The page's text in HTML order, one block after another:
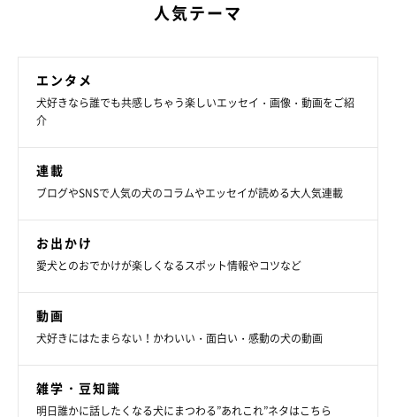
犬と出会ってから、私の生活の一部となり、決して失いたくな
写真提供・取材協力／
※この記事は投稿者さまに取材し、了承の上制作したものです。
2026年5月時点の情報であり、現在と異なる場合があります。
人気テーマ
エンタメ
犬好きなら誰でも共感しちゃう楽しいエッセイ・画像・動画をご紹
介
連載
ブログやSNSで人気の犬のコラムやエッセイが読める大人気連載
お出かけ
愛犬とのおでかけが楽しくなるスポット情報やコツなど
動画
犬好きにはたまらない！かわいい・面白い・感動の犬の動画
雑学・豆知識
明日誰かに話したくなる犬にまつわる”あれこれ”ネタはこちら